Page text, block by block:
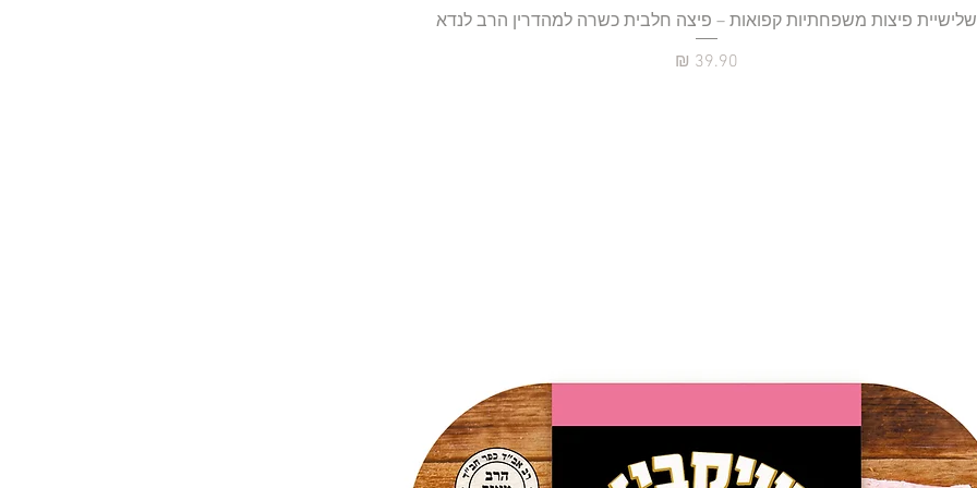
תצוגה מהירה
שלישיית פיצות משפחתיות קפואות – פיצה חלבית כשרה למהדרין הרב לנדא
מחיר